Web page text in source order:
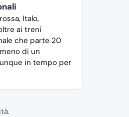
Italo,
ai treni
che parte 20
di un
in tempo per